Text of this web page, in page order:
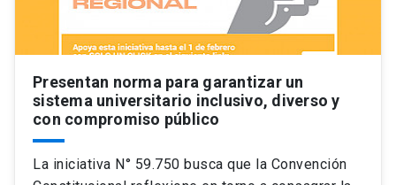
Presentan norma para garantizar un
sistema universitario inclusivo, diverso y
con compromiso público
La iniciativa N° 59.750 busca que la Convención